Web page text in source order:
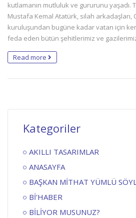
kutlamanın mutluluk ve gururunu yaşadı.
Mustafa Kemal Atatürk, silah arkadaşları,
kuruluşundan bugüne kadar vatan için
feda eden bütün şehitlerimiz ve
Read more
Kategoriler
AKILLI TASARIMLAR
ANASAYFA
BAŞKAN MİTHAT YÜMLÜ
Bİ'HABER
BİLİYOR MUSUNUZ?